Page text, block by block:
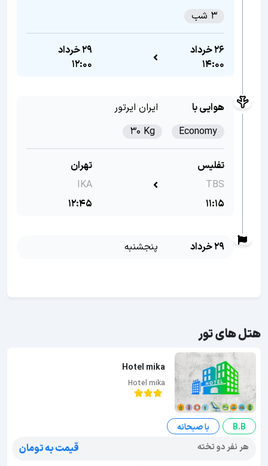
3 شب
26 خرداد
14:00
29 خرداد
12:00
هوایی با
ایران ایرتور
Economy
30 Kg
تفلیس
TBS
11:15
تهران
IKA
12:45
29 خرداد پنجشنبه
هتل های تور
Hotel mika
Hotel mika
B.B
با صبحانه
هر نفر دو تخته
قیمت به تومان